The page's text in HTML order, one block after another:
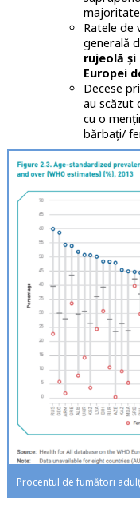
Ratele de
generală
rujeolă
Europei
Decese
au scăzut
cu o
bărbați/
Procentul de fumători